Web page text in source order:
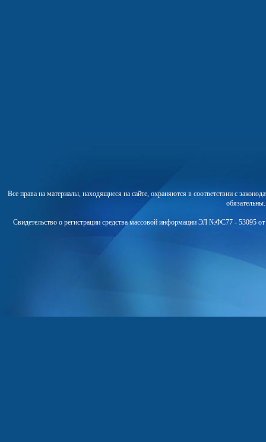
Все права на материалы, находящиеся на сайте, охраняются в соответствии с
Свидетельство о регистрации средства массовой информации ЭЛ №ФС77 - 53095